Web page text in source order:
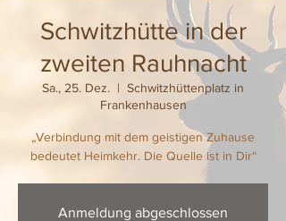
Schwitzhütte in der
zweiten Rauhnacht
Sa., 25. Dez.
  |
Schwitzhüttenplatz in
Frankenhausen
„Verbindung mit dem geistigen Zuhause
bedeutet Heimkehr. Die Quelle ist in Dir“
Anmeldung abgeschlossen